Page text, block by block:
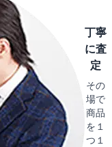
丁寧
に査
定
その
場で
商品
を１
つ１